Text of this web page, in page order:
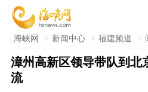
海峡网 > 新闻中心 > 福建频道 >
漳州高新区领导带队到北
流